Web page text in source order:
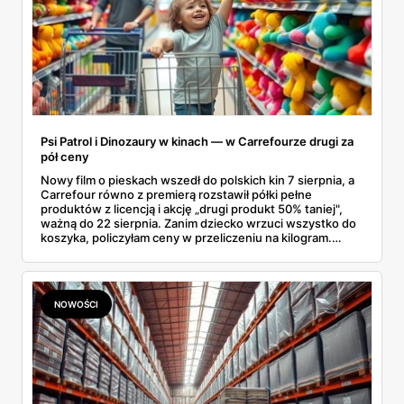
Psi Patrol i Dinozaury w kinach — w Carrefourze drugi za
pół ceny
Nowy film o pieskach wszedł do polskich kin 7 sierpnia, a
Carrefour równo z premierą rozstawił półki pełne
produktów z licencją i akcję „drugi produkt 50% taniej",
ważną do 22 sierpnia. Zanim dziecko wrzuci wszystko do
koszyka, policzyłam ceny w przeliczeniu na kilogram.
prawie 140 zł za kilogram, ale lody do mrożenia i rurki
waflowe bronią się nawet bez rabatu.
NOWOŚCI